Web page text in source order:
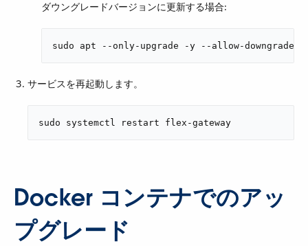
ダウングレードバージョンに更新する場合:
sudo apt --only-upgrade -y --allow-
サービスを再起動します。
sudo systemctl restart flex-gateway
Docker コンテナでのアッ
プグレード